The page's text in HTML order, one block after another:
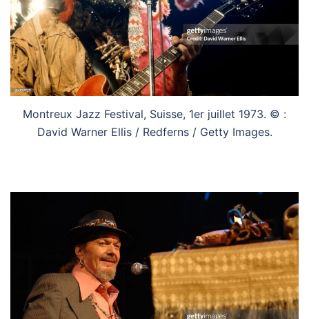
Montreux Jazz Festival, Suisse, 1er juillet 1973. © :
David Warner Ellis / Redferns / Getty Images.